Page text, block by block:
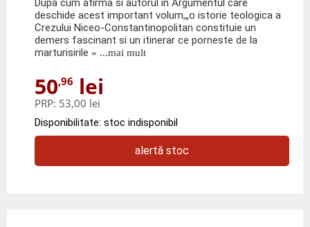
deschide acest important volum,„o istorie teologica a
Crezului Niceo-Constantinopolitan constituie un
demers fascinant si un itinerar ce porneste de la
marturisirile » ...mai mult
50,96 lei
PRP: 53,00 lei
Disponibilitate: stoc indisponibil
alertă stoc